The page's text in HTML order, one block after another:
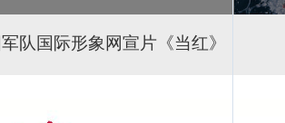
队国际形象网宣片《当红》